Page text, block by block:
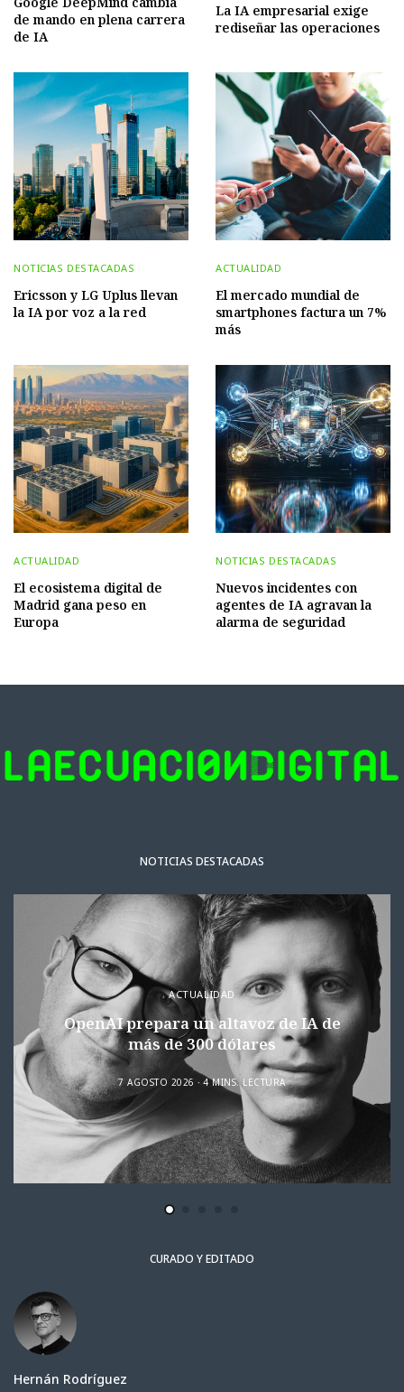
de mando en plena carrera
de IA
La IA empresarial exige
rediseñar las operaciones
NOTICIAS DESTACADAS
Ericsson y LG Uplus llevan
la IA por voz a la red
ACTUALIDAD
El mercado mundial de
smartphones factura un 7%
más
ACTUALIDAD
El ecosistema digital de
Madrid gana peso en
Europa
NOTICIAS DESTACADAS
Nuevos incidentes con
agentes de IA agravan la
alarma de seguridad
NOTICIAS DESTACADAS
ACTUALIDAD
OpenAI prepara un altavoz de IA de
más de 300 dólares
7 AGOSTO 2026 4 MINS. LECTURA
CURADO Y EDITADO
Hernán Rodríguez